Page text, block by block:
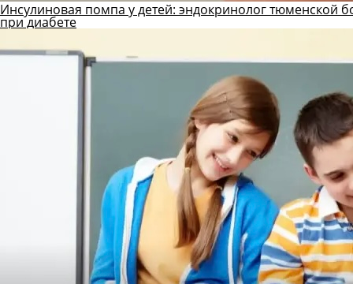
Инсулиновая помпа у детей: эндокринолог тюменской
при диабете